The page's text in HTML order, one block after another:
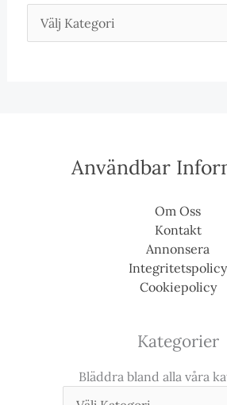
Användbar
Om Oss
Kontakt
Annonsera
Integritetspolicy
Cookiepolicy
Kategorier
Bläddra bland alla våra